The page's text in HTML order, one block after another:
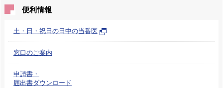
便利情報
土・日・祝日の日中の当番医
窓口のご案内
申請書・
届出書ダウンロード